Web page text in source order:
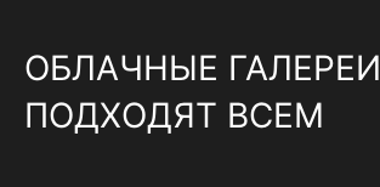
ОБЛАЧНЫЕ ГАЛЕРЕИ
ПОДХОДЯТ ВСЕМ